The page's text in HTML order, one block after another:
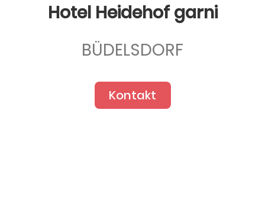
Hotel Heidehof garni
BÜDELSDORF
Kontakt